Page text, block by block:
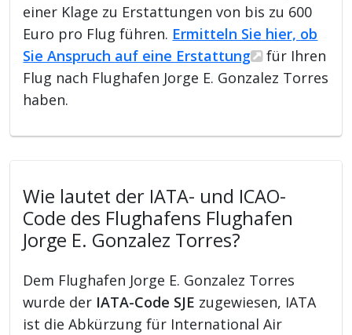
einer Klage zu Erstattungen von bis zu 600
Euro pro Flug führen. Ermitteln Sie hier, ob
Sie Anspruch auf eine Erstattung
für Ihren
Flug nach Flughafen Jorge E. Gonzalez Torres
haben.
Wie lautet der IATA- und ICAO-
Code des Flughafens Flughafen
Jorge E. Gonzalez Torres?
Dem Flughafen Jorge E. Gonzalez Torres
wurde der IATA-Code SJE zugewiesen, IATA
ist die Abkürzung für International Air